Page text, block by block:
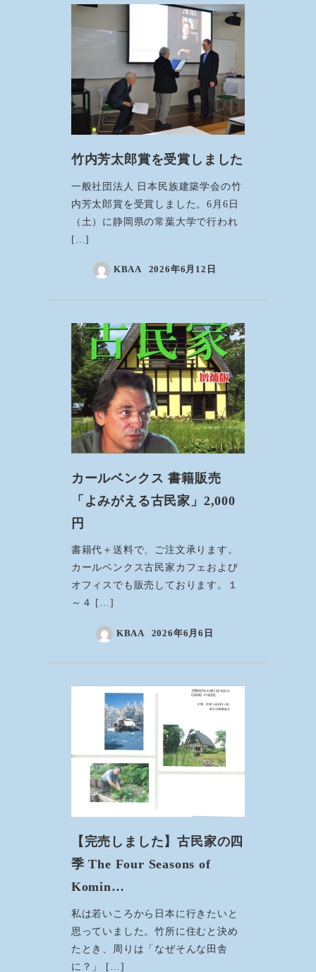
竹内芳太郎賞を受賞しました
一般社団法人 日本民族建築学会の竹
内芳太郎賞を受賞しました。6月6日
（土）に静岡県の常葉大学で行われ
[…]
KBAA 2026年6月12日
カールベンクス 書籍販売
「よみがえる古民家」2,000
円
書籍代＋送料で、ご注文承ります。
カールベンクス古民家カフェおよび
オフィスでも販売しております。１
～４ […]
KBAA 2026年6月6日
【完売しました】古民家の四
季 The Four Seasons of
Komin…
私は若いころから日本に行きたいと
思っていました。竹所に住むと決め
たとき、周りは「なぜそんな田舎
に？」 […]